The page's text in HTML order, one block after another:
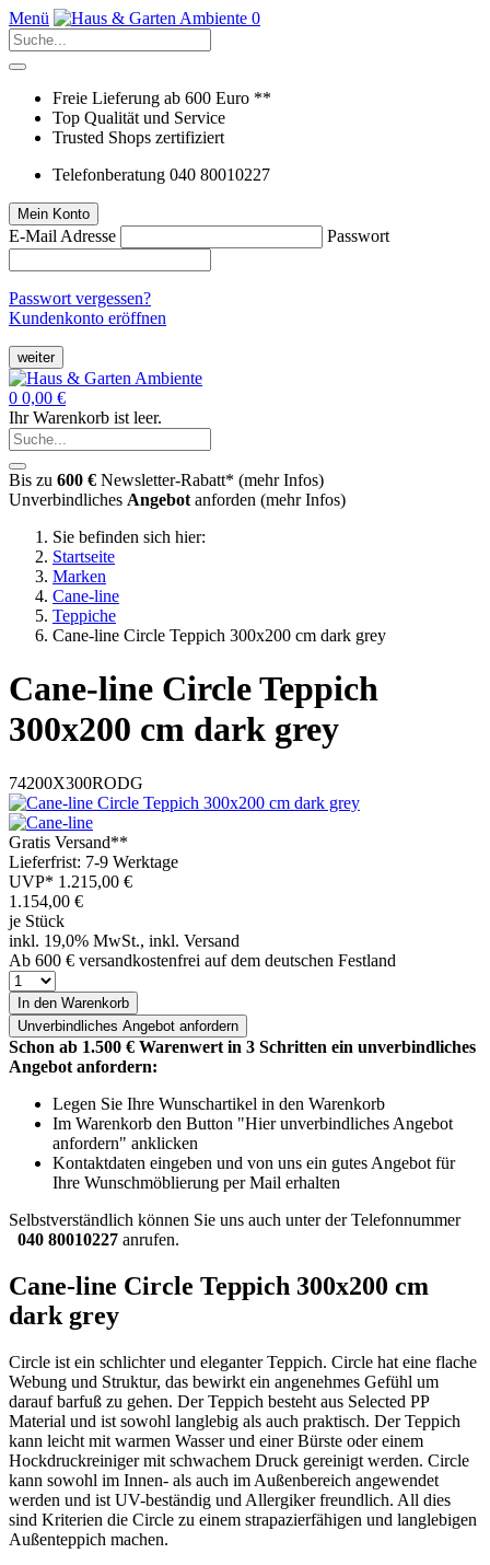
Menü 0
Freie Lieferung ab 600 Euro **
Top Qualität und Service
Trusted Shops zertifiziert
Telefonberatung 040 80010227
Mein Konto
E-Mail Adresse Passwort
Passwort vergessen?
Kundenkonto eröffnen
weiter
0 0,00 €
Ihr Warenkorb ist leer.
Bis zu 600 € Newsletter-Rabatt* (mehr Infos)
Unverbindliches Angebot anforden (mehr Infos)
Sie befinden sich hier:
Startseite
Marken
Cane-line
Teppiche
Cane-line Circle Teppich 300x200 cm dark grey
Cane-line Circle Teppich
300x200 cm dark grey
74200X300RODG
Gratis Versand**
Lieferfrist: 7-9 Werktage
UVP* 1.215,00 €
1.154,00 €
je Stück
inkl. 19,0% MwSt., inkl. Versand
Ab 600 € versandkostenfrei auf dem deutschen Festland
In den Warenkorb
Unverbindliches Angebot anfordern
Schon ab 1.500 € Warenwert in 3 Schritten ein unverbindliches
Angebot anfordern:
Legen Sie Ihre Wunschartikel in den Warenkorb
Im Warenkorb den Button "Hier unverbindliches Angebot
anfordern" anklicken
Kontaktdaten eingeben und von uns ein gutes Angebot für
Ihre Wunschmöblierung per Mail erhalten
Selbstverständlich können Sie uns auch unter der Telefonnummer
040 80010227 anrufen.
Cane-line Circle Teppich 300x200 cm
dark grey
Circle ist ein schlichter und eleganter Teppich. Circle hat eine flache
Webung und Struktur, das bewirkt ein angenehmes Gefühl um
darauf barfuß zu gehen. Der Teppich besteht aus Selected PP
Material und ist sowohl langlebig als auch praktisch. Der Teppich
kann leicht mit warmen Wasser und einer Bürste oder einem
Hockdruckreiniger mit schwachem Druck gereinigt werden. Circle
kann sowohl im Innen- als auch im Außenbereich angewendet
werden und ist UV-beständig und Allergiker freundlich. All dies
sind Kriterien die Circle zu einem strapazierfähigen und langlebigen
Außenteppich machen.